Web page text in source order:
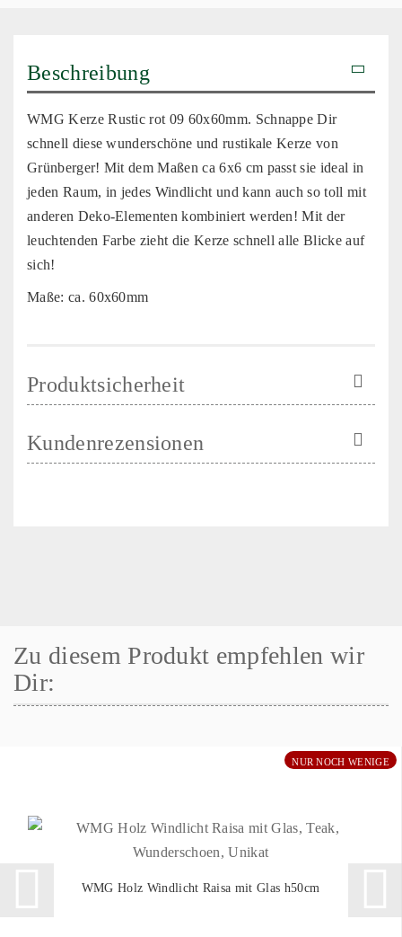
Beschreibung
WMG Kerze Rustic rot 09 60x60mm. Schnappe Dir
schnell diese wunderschöne und rustikale Kerze von
Grünberger! Mit dem Maßen ca 6x6 cm passt sie ideal in
jeden Raum, in jedes Windlicht und kann auch so toll mit
anderen Deko-Elementen kombiniert werden! Mit der
leuchtenden Farbe zieht die Kerze schnell alle Blicke auf
sich!
Maße: ca. 60x60mm
Produktsicherheit
Kundenrezensionen
Zu diesem Produkt empfehlen wir
Dir:
NUR NOCH WENIGE
WMG Holz Windlicht Raisa mit Glas h50cm